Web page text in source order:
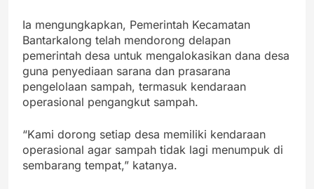
Ia mengungkapkan, Pemerintah Kecamatan
Bantarkalong telah mendorong delapan
pemerintah desa untuk mengalokasikan dana desa
guna penyediaan sarana dan prasarana
pengelolaan sampah, termasuk kendaraan
operasional pengangkut sampah.
“Kami dorong setiap desa memiliki kendaraan
operasional agar sampah tidak lagi menumpuk di
sembarang tempat,” katanya.